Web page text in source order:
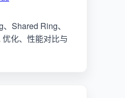
Shared Ring、
化、性能对比与